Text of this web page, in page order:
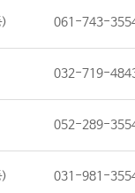
) 061-743-
032-719-
052-289-
) 031-981-